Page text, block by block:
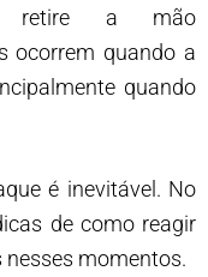
retire a mão
ocorrem quando a
quando
é inevitável. No
de como reagir
momentos.